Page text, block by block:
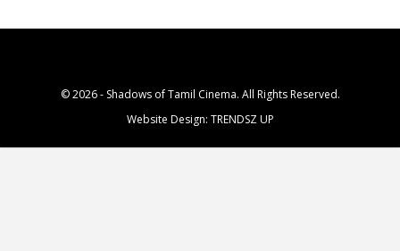
© 2026 - Shadows of Tamil Cinema. All Rights Reserved.
Website Design: TRENDSZ UP